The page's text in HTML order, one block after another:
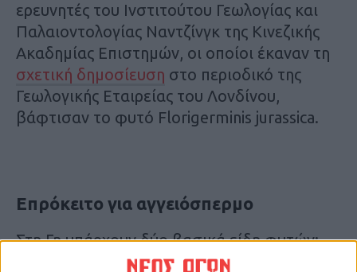
ερευνητές του Ινστιτούτου Γεωλογίας και
Παλαιοντολογίας Ναντζίνγκ της Κινεζικής
Ακαδημίας Επιστημών, οι οποίοι έκαναν τη
σχετική δημοσίευση στο περιοδικό της
Γεωλογικής Εταιρείας του Λονδίνου,
βάφτισαν το φυτό Florigerminis jurassica.
Επρόκειτο για αγγειόσπερμο
Στη Γη υπάρχουν δύο βασικά είδη φυτών:
αυτά με άνθη (αγγειόσπερμα) και εκείνα